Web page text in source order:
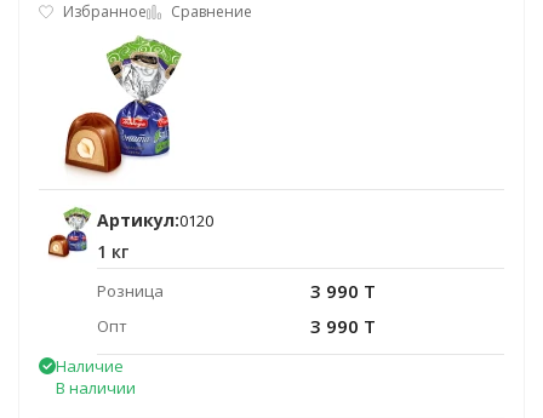
Избранное Сравнение
Артикул:0120
1 кг
Розница 3 990 T
Опт 3 990 T
Наличие
В наличии